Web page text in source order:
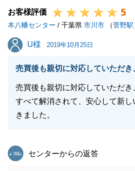
今後とも、よろしくお願い致しま
お客様評価 5
本八幡センター / 千葉県 市川市 （菅野駅
U様
U様 2019年10月25日
売買後も親切に対応していただ
売買後も親切に対応していただき
すべて解消されて、安心して新
きました。
東急リバブル
センターからの返答